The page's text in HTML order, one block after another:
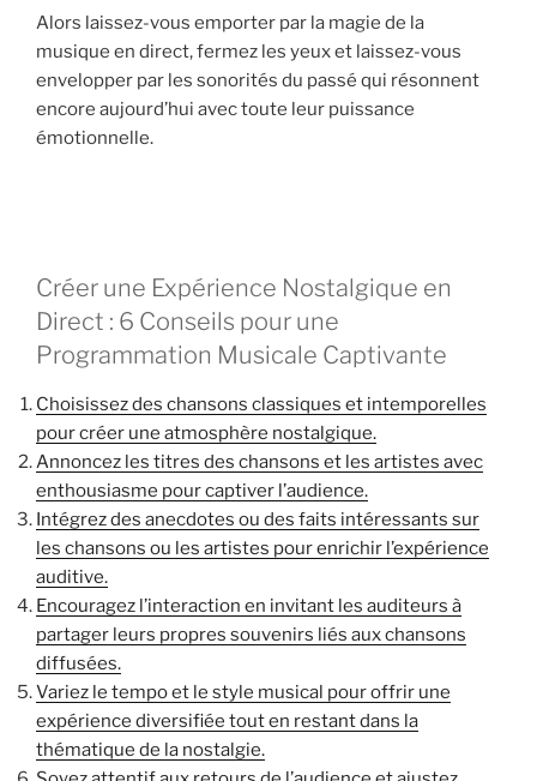
Alors laissez-vous emporter par la magie de la
musique en direct, fermez les yeux et laissez-vous
envelopper par les sonorités du passé qui résonnent
encore aujourd’hui avec toute leur puissance
émotionnelle.
Créer une Expérience Nostalgique en
Direct : 6 Conseils pour une
Programmation Musicale Captivante
Choisissez des chansons classiques et intemporelles
pour créer une atmosphère nostalgique.
Annoncez les titres des chansons et les artistes avec
enthousiasme pour captiver l’audience.
Intégrez des anecdotes ou des faits intéressants sur
les chansons ou les artistes pour enrichir l’expérience
auditive.
Encouragez l’interaction en invitant les auditeurs à
partager leurs propres souvenirs liés aux chansons
diffusées.
Variez le tempo et le style musical pour offrir une
expérience diversifiée tout en restant dans la
thématique de la nostalgie.